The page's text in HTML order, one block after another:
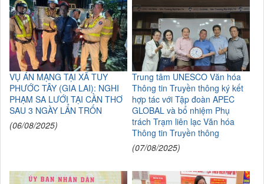
VỤ ÁN MẠNG TẠI XÃ TUY
PHƯỚC TÂY (GIA LAI): NGHI
PHẠM SA LƯỚI TẠI CẦN THƠ
SAU 3 NGÀY LẨN TRỐN
(06/08/2025)
Trung tâm UNESCO Văn hóa
Thông tin Truyền thông ký kết
hợp tác với Tập đoàn APEC
GLOBAL và bổ nhiệm Phụ
trách Trạm liên lạc Văn hóa
Thông tin Truyền thông
(07/08/2025)